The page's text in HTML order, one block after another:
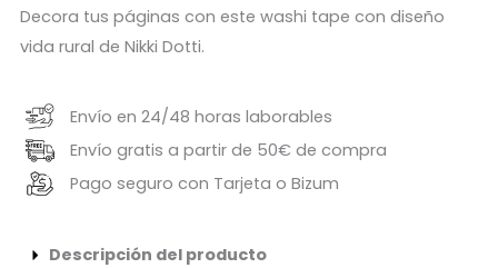
Decora tus páginas con este washi tape con diseño
vida rural de Nikki Dotti.
Envío en 24/48 horas laborables
Envío gratis a partir de 50€ de compra
Pago seguro con Tarjeta o Bizum
Descripción del producto